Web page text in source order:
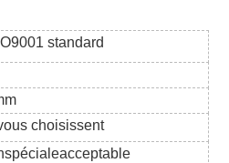
standard
choisissent